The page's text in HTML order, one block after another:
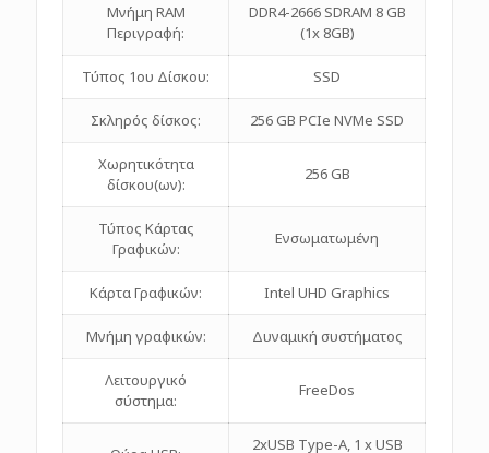
Μνήμη RAM
Περιγραφή:
DDR4-2666 SDRAM 8 GB
(1x 8GB)
Τύπος 1ου Δίσκου: SSD
Σκληρός δίσκος: 256 GB PCIe NVMe SSD
Χωρητικότητα
δίσκου(ων):
256 GB
Τύπος Κάρτας
Γραφικών:
Ενσωματωμένη
Κάρτα Γραφικών: Intel UHD Graphics
Μνήμη γραφικών: Δυναμική συστήματος
Λειτουργικό
σύστημα:
FreeDos
2xUSB Type-A, 1 x USB